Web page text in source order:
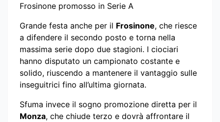
Frosinone promosso in Serie A
Grande festa anche per il Frosinone, che riesce
a difendere il secondo posto e torna nella
massima serie dopo due stagioni. I ciociari
hanno disputato un campionato costante e
solido, riuscendo a mantenere il vantaggio sulle
inseguitrici fino all’ultima giornata.
Sfuma invece il sogno promozione diretta per il
Monza, che chiude terzo e dovrà affrontare il